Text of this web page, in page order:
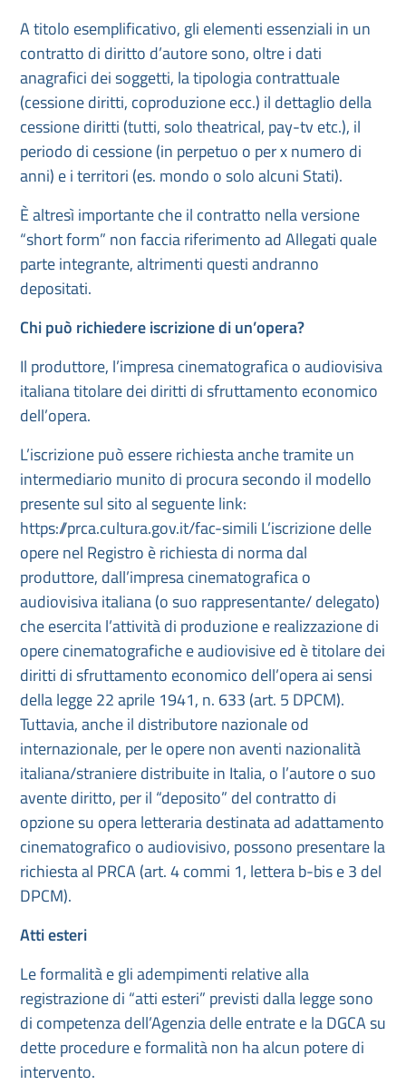
A titolo esemplificativo, gli elementi essenziali in un
contratto di diritto d’autore sono, oltre i dati
anagrafici dei soggetti, la tipologia contrattuale
(cessione diritti, coproduzione ecc.) il dettaglio della
cessione diritti (tutti, solo theatrical, pay-tv etc.), il
periodo di cessione (in perpetuo o per x numero di
anni) e i territori (es. mondo o solo alcuni Stati).
È altresì importante che il contratto nella versione
“short form” non faccia riferimento ad Allegati quale
parte integrante, altrimenti questi andranno
depositati.
Chi può richiedere iscrizione di un’opera?
Il produttore, l’impresa cinematografica o audiovisiva
italiana titolare dei diritti di sfruttamento economico
dell’opera.
L’iscrizione può essere richiesta anche tramite un
intermediario munito di procura secondo il modello
presente sul sito al seguente link:
https://prca.cultura.gov.it/fac-simili L’iscrizione delle
opere nel Registro è richiesta di norma dal
produttore, dall’impresa cinematografica o
audiovisiva italiana (o suo rappresentante/ delegato)
che esercita l’attività di produzione e realizzazione di
opere cinematografiche e audiovisive ed è titolare dei
diritti di sfruttamento economico dell’opera ai sensi
della legge 22 aprile 1941, n. 633 (art. 5 DPCM).
Tuttavia, anche il distributore nazionale od
internazionale, per le opere non aventi nazionalità
italiana/straniere distribuite in Italia, o l’autore o suo
avente diritto, per il “deposito” del contratto di
opzione su opera letteraria destinata ad adattamento
cinematografico o audiovisivo, possono presentare la
richiesta al PRCA (art. 4 commi 1, lettera b-bis e 3 del
DPCM).
Atti esteri
Le formalità e gli adempimenti relative alla
registrazione di “atti esteri” previsti dalla legge sono
di competenza dell’Agenzia delle entrate e la DGCA su
dette procedure e formalità non ha alcun potere di
intervento.